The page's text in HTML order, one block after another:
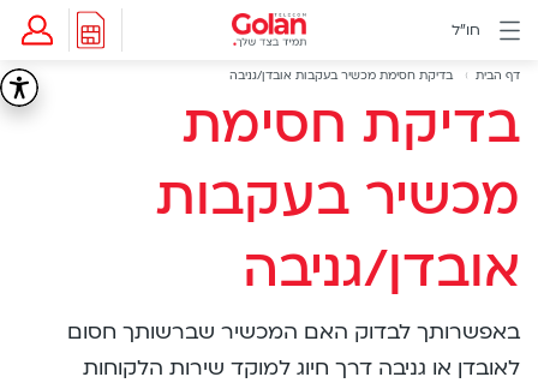
דלג
לתוכן
תפריט
ראשי
חבילות
מידע
eSIM
eSIM
דור
החו"ל
כלול
חו"ל
Breadcrumb
דף הבית בדיקת חסימת מכשיר בעקבות אובדן/גניבה
בדיקת
חסימת
מכשיר
בעקבות
אובדן/גניבה
בדיקת חסימת
מכשיר בעקבות
אובדן/גניבה
באפשרותך לבדוק האם המכשיר שברשותך חסום
לאובדן או גניבה דרך חיוג למוקד שירות הלקוחות